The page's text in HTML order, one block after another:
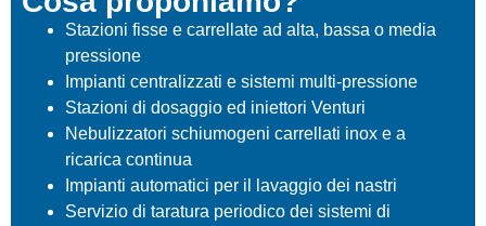
Stazioni fisse e carrellate ad alta, bassa o media
pressione
Impianti centralizzati e sistemi multi-pressione
Stazioni di dosaggio ed iniettori Venturi
Nebulizzatori schiumogeni carrellati inox e a
ricarica continua
Impianti automatici per il lavaggio dei nastri
Servizio di taratura periodico dei sistemi di